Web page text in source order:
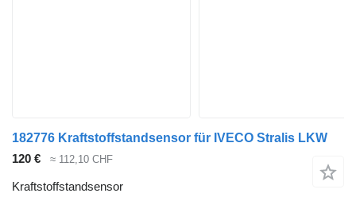
182776 Kraftstoffstandsensor für IVECO Stralis LKW
120 €
≈ 112,10 CHF
Kraftstoffstandsensor